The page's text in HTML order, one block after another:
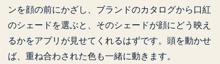
ンを顔の前にかざし、ブランドのカタログから口紅
のシェードを選ぶと、そのシェードが顔にどう映え
るかをアプリが見せてくれるはずです。頭を動かせ
ば、重ね合わされた色も一緒に動きます。